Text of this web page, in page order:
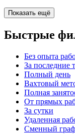
Показать ещё
Быстрые
Без опыта
За последние
Полный день
Вахтовый
Полная
От прямых
За сутки
Удаленная
Сменный